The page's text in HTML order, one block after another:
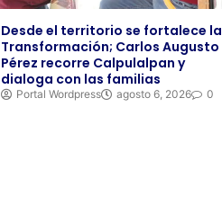
Desde el territorio se fortalece la
Transformación; Carlos Augusto
Pérez recorre Calpulalpan y
dialoga con las familias
Portal Wordpress agosto 6, 2026 0